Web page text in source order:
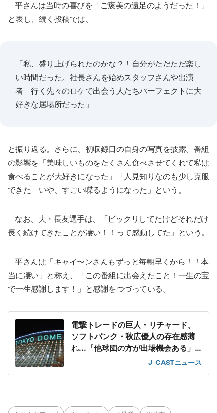
平さんは当時の喜びを「ご褒美の遠足のようだった！」
と表し、続く投稿では、
「私、盛り上げられたのかな？！自分がただただ楽し
い時間だった。社長さんを始めスタッフさんや出演
者 行く先々のロケで出会う人たちパーフェクトに大
好きな居場所だった」
と振り返る。さらに、初収録日の自身の写真を披露。番組
の影響を「美味しいものをたくさん食べさせてくれて私は
食べることが大好きになった」「人見知りなのも少し克服
できた いや、すごい喋るようになった」という。
なお、夫・長友選手は、「ビックリしてたけどそれだけ
長く続けてきたことが凄い！！って感動してた」という。
平さんは「キャイ〜ンさんもずっと毎朝早くから！！本
当に凄い」と称え、「この番組に出会えたこと！一生の宝
で一生感謝します！」と感謝をつづっている。
電撃トレードの巨人・リチャード、
ソフトバンク・秋広優人の存在感薄
れ...「他球団の方が出場機会ある」
J-CASTニュース